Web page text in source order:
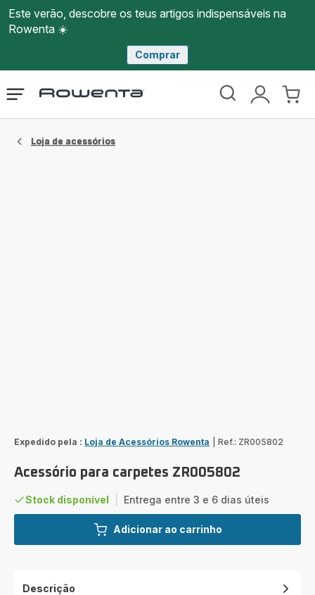
Este verão, descobre os teus artigos indispensáveis na
Rowenta ☀️
Comprar
Página
Rowenta
O
Abrir
Loja de acessórios​
Expedido pela : Loja de Acessórios Rowenta Ref.: ZR005802
Acessório para carpetes ZR005802
Stock disponível Entrega entre 3 e 6 dias úteis
Adicionar ao carrinho
Descrição